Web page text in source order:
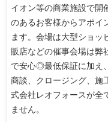
イオン等の商業施設で開
のあるお客様からアポイ
ます。会場は大型ショッ
販店などの催事会場は弊
で安心◎最低保証に加え
商談、クロージング、施
式会社レオフォースが全
ません。